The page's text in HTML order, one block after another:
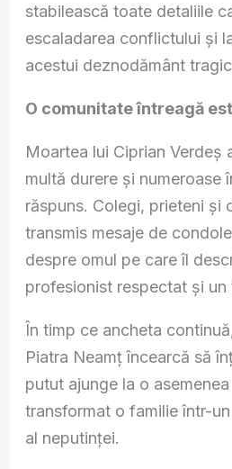
stabilească toate detaliile
escaladarea conflictului și
acestui deznodământ
O comunitate întreagă
Moartea lui Ciprian Verdeș
multă durere și numeroase
răspuns. Colegi, prieteni și
transmis mesaje de
despre omul pe care îl
profesionist respectat și
În timp ce ancheta
Piatra Neamț încearcă să
putut ajunge la o
transformat o familie într-
al neputinței.